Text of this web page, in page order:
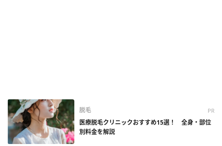
脱毛 PR
医療脱毛クリニックおすすめ15選！ 全身・部位
別料金を解説